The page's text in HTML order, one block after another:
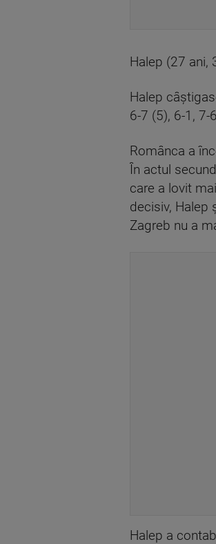
Halep (27 ani,
Halep
6-7 (5), 6-1, 7-
Românca a
În actul
care a lovit
decisiv, Halep
Zagreb nu a
Halep a